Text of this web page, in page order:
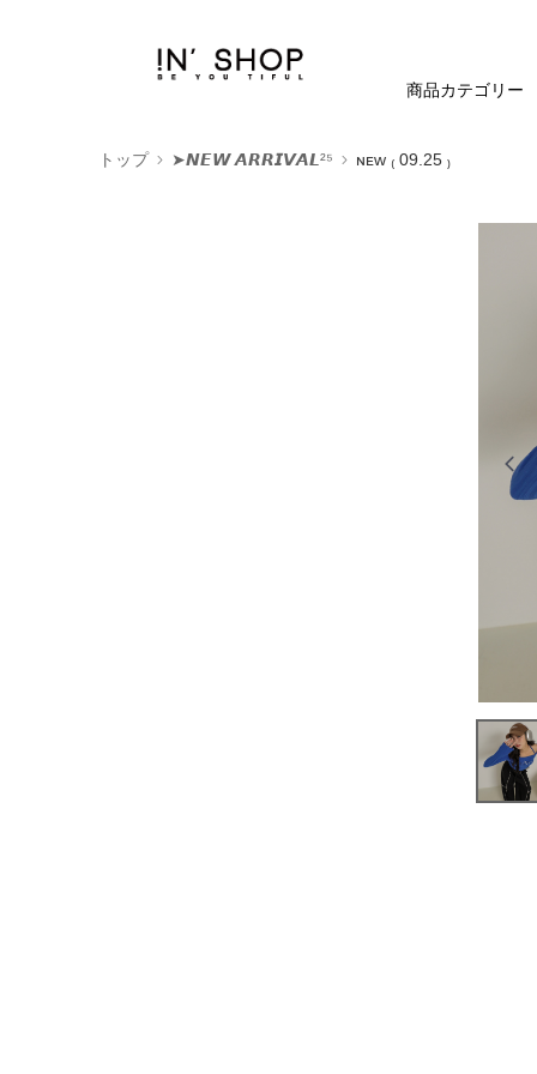
商品カテゴリー
トップ ➤𝙉𝙀𝙒 𝘼𝙍𝙍𝙄𝙑𝘼𝙇²⁵ ɴᴇᴡ ₍ 09.25 ₎